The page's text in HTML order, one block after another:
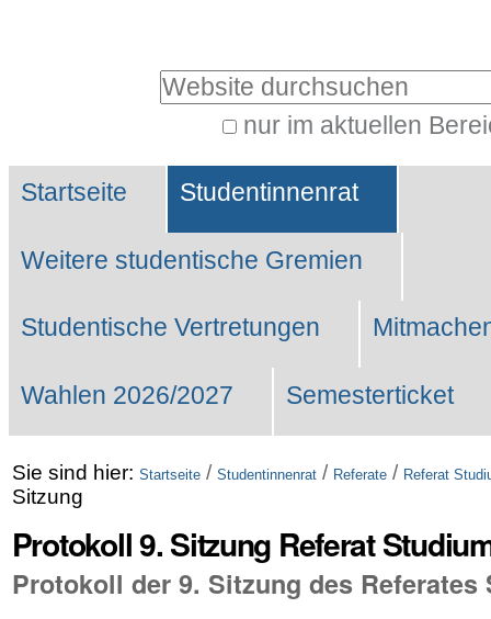
Website durchsuchen
nur im aktuellen
Suche…
Sektionen
Startseite Studentinnenrat
Weitere studentische Gremien
Studentische Vertretungen
Wahlen 2026/2027 Semesterticket
Sie sind hier: Startseite / Studentinnenrat / Referate / Referat
Sitzung
Protokoll 9. Sitzung Referat
Protokoll der 9. Sitzung des Referates